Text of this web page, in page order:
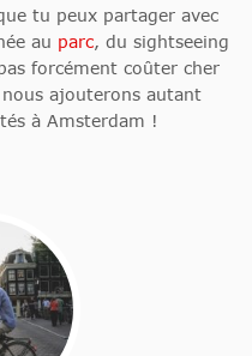
tu peux partager avec
au parc, du sightseeing
forcément coûter cher
ajouterons autant
à Amsterdam !